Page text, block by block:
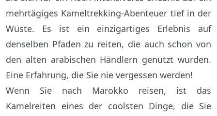
mehrtägiges Kameltrekking-Abenteuer tief in der
Wüste. Es ist ein einzigartiges Erlebnis auf
denselben Pfaden zu reiten, die auch schon von
den alten arabischen Händlern genutzt wurden.
Eine Erfahrung, die Sie nie vergessen werden!
Wenn Sie nach Marokko reisen, ist das
Kamelreiten eines der coolsten Dinge, die Sie